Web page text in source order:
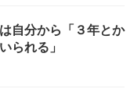
自分から「３年とか
られる」